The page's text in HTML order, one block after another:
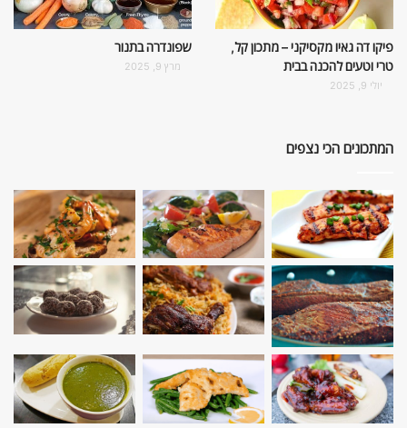
פיקו דה גאיו מקסיקני – מתכון קל,
טרי וטעים להכנה בבית
יולי 9, 2025
שפונדרה בתנור
מרץ 9, 2025
המתכונים הכי נצפים